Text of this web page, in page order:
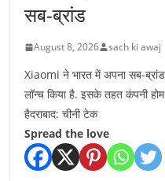
सब-ब्रांड
August 8, 2026 sach ki awaj
Xiaomi ने भारत में अपना सब-
लॉन्च किया है. इसके तहत कंपनी
हैदराबाद: चीनी टेक
Spread the love